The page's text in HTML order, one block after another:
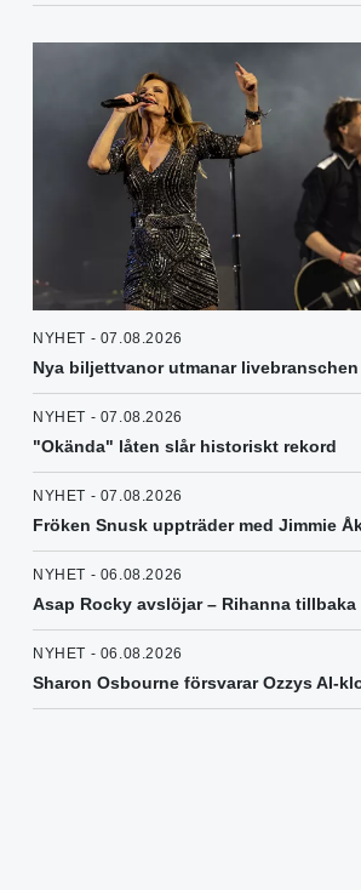
NYHET - 07.08.2026
Nya biljettvanor utmanar livebranschen
NYHET - 07.08.2026
"Okända" låten slår historiskt rekord
NYHET - 07.08.2026
Fröken Snusk uppträder med Jimmie
NYHET - 06.08.2026
Asap Rocky avslöjar – Rihanna
NYHET - 06.08.2026
Sharon Osbourne försvarar Ozzys AI-